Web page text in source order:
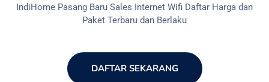
IndiHome Pasang Baru Sales Internet Wifi Daftar Harga dan
Paket Terbaru dan Berlaku
DAFTAR SEKARANG